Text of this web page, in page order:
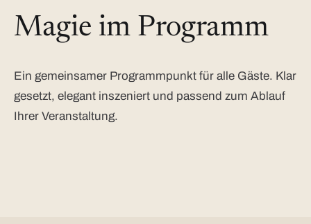
Magie im Programm
Ein gemeinsamer Programmpunkt für alle Gäste. Klar
gesetzt, elegant inszeniert und passend zum Ablauf
Ihrer Veranstaltung.